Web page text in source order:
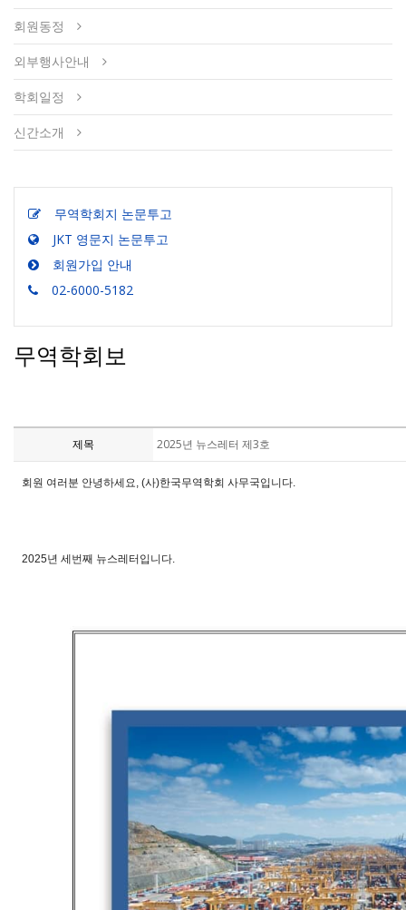
회원동정
외부행사안내
학회일정
신간소개
무역학회지 논문투고
JKT 영문지 논문투고
회원가입 안내
02-6000-5182
무역학회보
제목 2025년 뉴스레터 제3호
회원 여러분 안녕하세요, (사)한국무역학회 사무국입니다.
2025년 세 번째 뉴스레터입니다.